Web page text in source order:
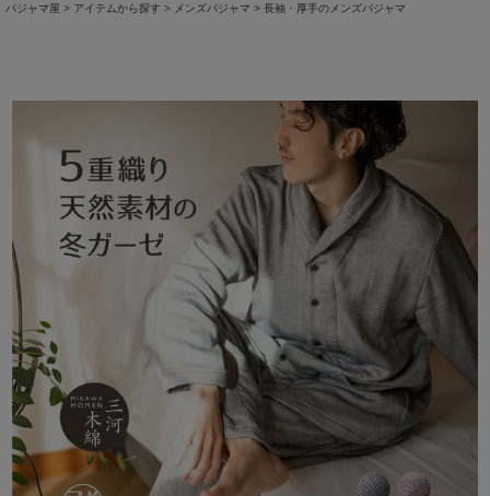
パジャマ屋 アイテムから探す メンズパジャマ 長袖・厚手のメンズパジャマ